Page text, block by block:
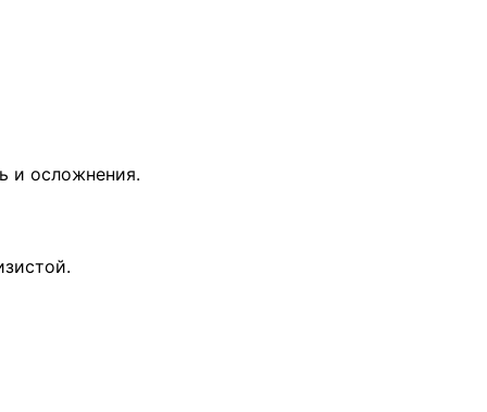
и осложнения.